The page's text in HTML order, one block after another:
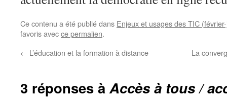
Ce contenu a été publié dans Enjeux et usages des TIC
favoris avecce permalien.
← L’éducation et la formation à distance La
3 réponses àAccès à tous /